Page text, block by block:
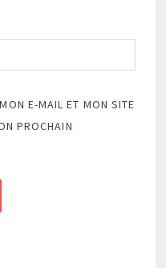
E-MAIL ET MON SITE
PROCHAIN